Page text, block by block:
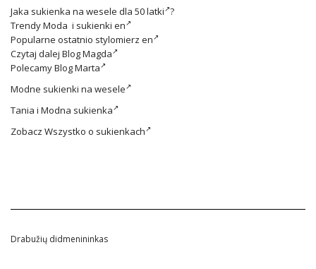
Jaka sukienka na wesele dla 50 latki ?
TrendyModa i sukienki en
Popularne ostatnio stylomierz en
Czytaj dalej Blog Magda
PolecamyBlog Marta
Modne sukienki na wesele
Tania i Modna sukienka
Zobacz Wszystko o sukienkach
Drabužių didmenininkas